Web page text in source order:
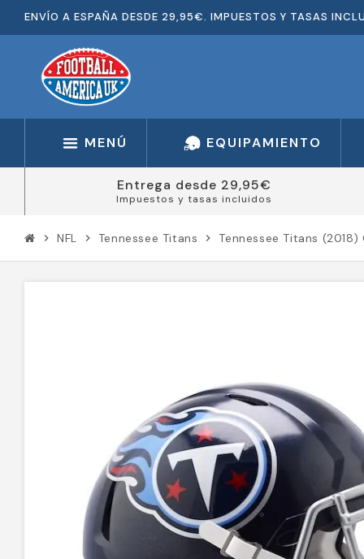
ENVÍO A ESPAÑA DESDE 29,95€. IMPUESTOS Y TASAS
MENÚ EQUIPAMIENTO
Entrega desde 29,95€
Impuestos y tasas incluidos
chevron_right NFL chevron_right Tennessee Titans chevron_right Tennessee Titans